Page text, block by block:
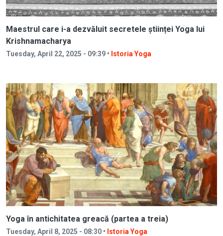
Maestrul care i-a dezvăluit secretele științei Yoga lui
Krishnamacharya
Tuesday, April 22, 2025 - 09:39 • Istoria Yoga
Yoga în antichitatea greacă (partea a treia)
Tuesday, April 8, 2025 - 08:30 • Istoria Yoga